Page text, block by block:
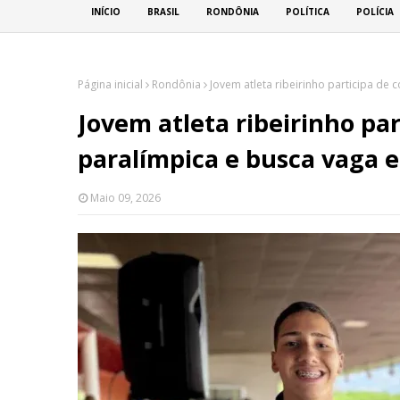
INÍCIO BRASIL RONDÔNIA POLÍTICA POLÍCIA
Página inicial Rondônia Jovem atleta ribeirinho participa de
Jovem atleta ribeirinho
paralímpica e busca vaga
Maio 09, 2026